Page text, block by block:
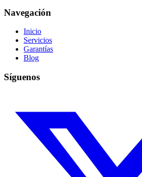
Navegación
Inicio
Servicios
Garantías
Blog
Síguenos